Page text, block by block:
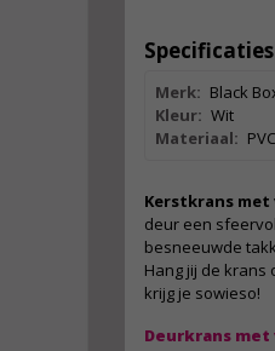
Specificaties
Merk: Black
Kleur: Wit
Materiaal:
Kerstkrans
deur een
besneeuwde
Hang jij de krans
krijg je sowieso!
Deurkrans